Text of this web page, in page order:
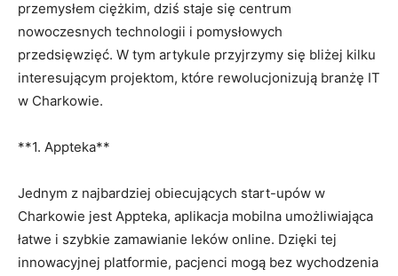
przemysłem ciężkim,⁣ dziś staje‍ się centrum
nowoczesnych ⁣technologii i pomysłowych
przedsięwzięć. W tym ‍artykule przyjrzymy się bliżej kilku
interesującym projektom, ⁢które‍ rewolucjonizują⁤ branżę IT
w Charkowie.
**1. Appteka**
Jednym ​z najbardziej obiecujących ⁢start-upów w
Charkowie jest Appteka, aplikacja mobilna ⁢umożliwiająca
łatwe i szybkie zamawianie leków online. Dzięki tej
innowacyjnej platformie, pacjenci mogą bez wychodzenia